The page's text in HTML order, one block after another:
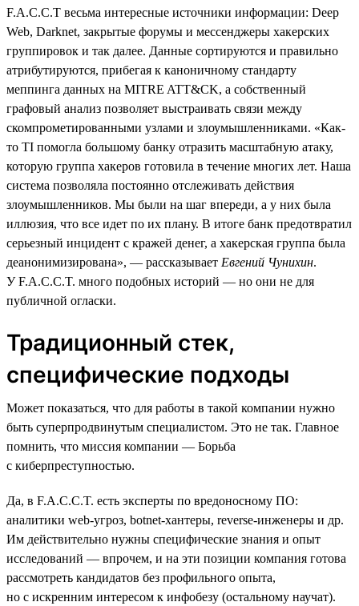
F.A.C.C.T весьма интересные источники информации: Deep
Web, Darknet, закрытые форумы и мессенджеры хакерских
группировок и так далее. Данные сортируются и правильно
атрибутируются, прибегая к каноничному стандарту
меппинга данных на MITRE ATT&CK, а собственный
графовый анализ позволяет выстраивать связи между
скомпрометированными узлами и злоумышленниками. «Как-
то TI помогла большому банку отразить масштабную атаку,
которую группа хакеров готовила в течение многих лет. Наша
система позволяла постоянно отслеживать действия
злоумышленников. Мы были на шаг впереди, а у них была
иллюзия, что все идет по их плану. В итоге банк предотвратил
серьезный инцидент с кражей денег, а хакерская группа была
деанонимизирована», — рассказывает Евгений Чунихин.
У F.A.C.C.T. много подобных историй — но они не для
публичной огласки.
Традиционный стек,
специфические подходы
Может показаться, что для работы в такой компании нужно
быть суперпродвинутым специалистом. Это не так. Главное
помнить, что миссия компании — Борьба
с киберпреступностью.
Да, в F.A.C.C.T. есть эксперты по вредоносному ПО:
аналитики web-угроз, botnet-хантеры, reverse-инженеры и др.
Им действительно нужны специфические знания и опыт
исследований — впрочем, и на эти позиции компания готова
рассмотреть кандидатов без профильного опыта,
но с искренним интересом к инфобезу (остальному научат).